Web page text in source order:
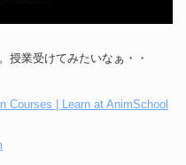
授業受けてみたいなぁ・・
Courses | Learn at AnimSchool